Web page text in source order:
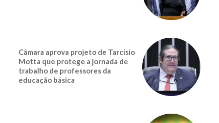
Câmara aprova projeto de Tarcísio
Motta que protege a jornada de
trabalho de professores da
educação básica